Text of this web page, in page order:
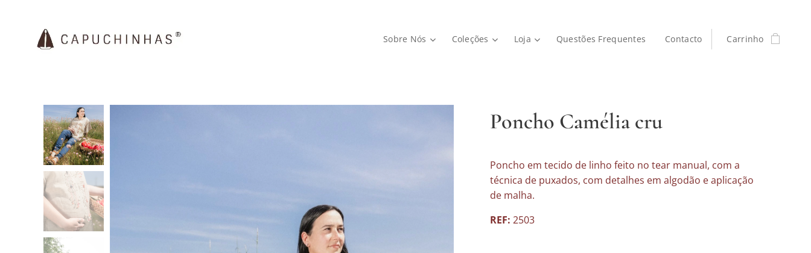
Sobre Nós Coleções Loja Questões Frequentes Contacto Carrinho
Poncho Camélia cru
Poncho em tecido de linho feito no tear manual, com a
técnica de puxados, com detalhes em algodão e aplicação
de malha.
REF: 2503